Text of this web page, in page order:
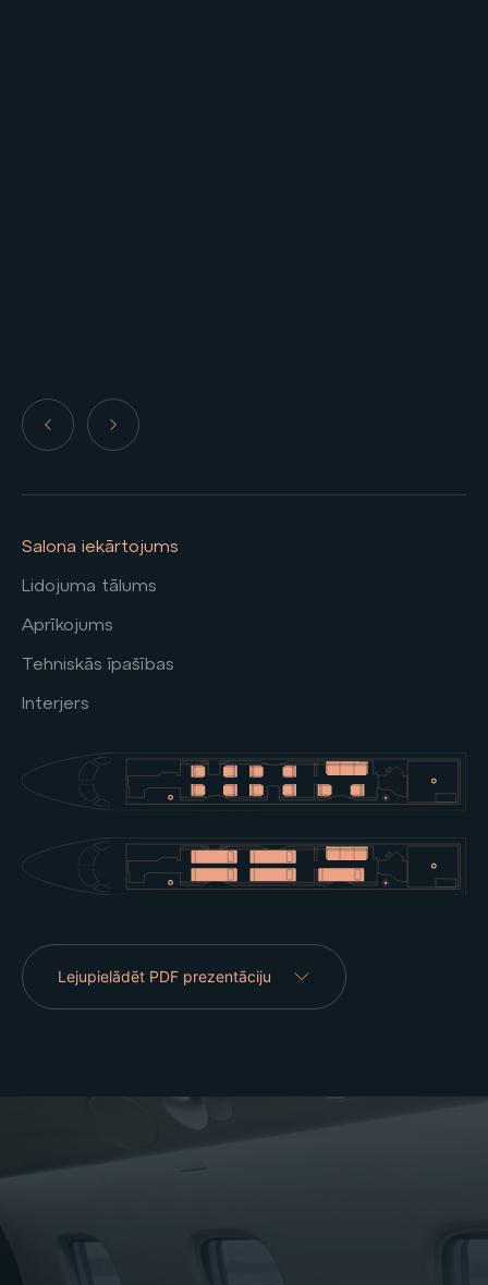
Salona iekārtojums
Lidojuma tālums
Aprīkojums
Tehniskās īpašības
Interjers
Lejupielādēt PDF prezentāciju